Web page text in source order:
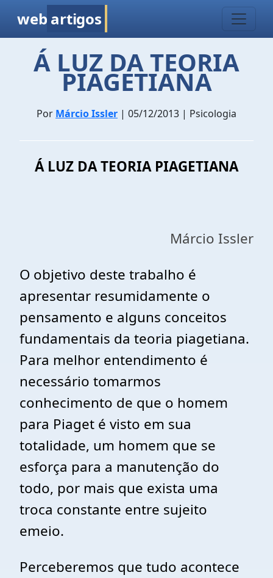
web artigos
Á LUZ DA TEORIA
PIAGETIANA
Por Márcio Issler | 05/12/2013 | Psicologia
Á LUZ DA TEORIA PIAGETIANA
Márcio Issler
O objetivo deste trabalho é
apresentar resumidamente o
pensamento e alguns conceitos
fundamentais da teoria piagetiana.
Para melhor entendimento é
necessário tomarmos
conhecimento de que o homem
para Piaget é visto em sua
totalidade, um homem que se
esforça para a manutenção do
todo, por mais que exista uma
troca constante entre sujeito
emeio.
Perceberemos que tudo acontece